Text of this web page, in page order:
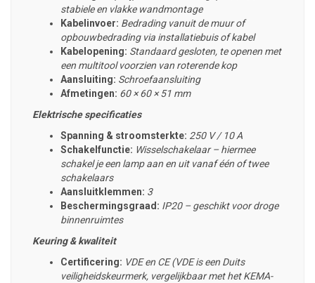
stabiele en vlakke wandmontage
Kabelinvoer: Bedrading vanuit de muur of
opbouwbedrading via installatiebuis of kabel
Kabelopening: Standaard gesloten, te openen met
een multitool voorzien van roterende kop
Aansluiting: Schroefaansluiting
Afmetingen: 60 × 60 × 51 mm
Elektrische specificaties
Spanning & stroomsterkte: 250 V / 10 A
Schakelfunctie: Wisselschakelaar – hiermee
schakel je een lamp aan en uit vanaf één of twee
schakelaars
Aansluitklemmen: 3
Beschermingsgraad: IP20 – geschikt voor droge
binnenruimtes
Keuring & kwaliteit
Certificering: VDE en CE (VDE is een Duits
veiligheidskeurmerk, vergelijkbaar met het KEMA-